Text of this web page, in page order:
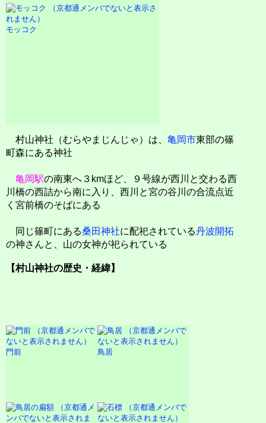
モッコク
村山神社（むらやまじんじゃ）は、 亀岡市東部の篠
町森にある神社
亀岡駅の南東へ３kmほど、９号線が西川と交わる西
川橋の西詰から南に入り、西川と宮の谷川の合流点近
く宮前橋のそばにある
同じ篠町にある桑田神社に配祀されている丹波開拓
の神さんと、山の女神が祀られている
【村山神社の歴史・経緯】
門前 鳥居